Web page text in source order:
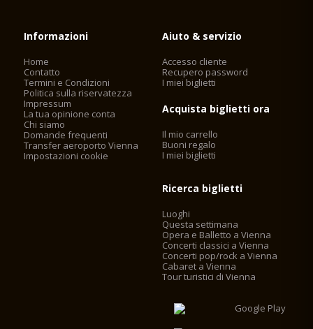
Informazioni
Home
Contatto
Termini e Condizioni
Politica sulla riservatezza
Impressum
La tua opinione conta
Chi siamo
Domande frequenti
Transfer aeroporto Vienna
Impostazioni cookie
Aiuto & servizio
Accesso cliente
Recupero password
I miei biglietti
Acquista biglietti ora
Il mio carrello
Buoni regalo
I miei biglietti
Ricerca biglietti
Luoghi
Questa settimana
Opera e Balletto a Vienna
Concerti classici a Vienna
Concerti pop/rock a Vienna
Cabaret a Vienna
Tour turistici di Vienna